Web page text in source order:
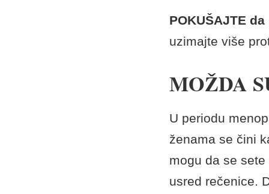
POKUŠAJTE
uzimajte više
MOŽDA
U periodu
ženama se čini
mogu da se
usred rečenice.